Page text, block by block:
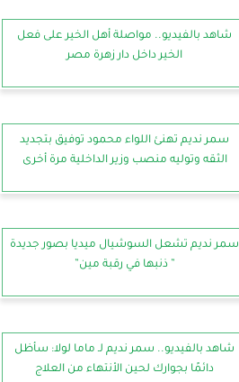
شاهد بالفيديو.. مواصلة أهل الخير على فعل
الخير داخل دار زهرة مصر
سمر نديم تهنئ اللواء محمود توفيق بتجديد
الثقه وتوليه منصب وزير الداخلية مرة أخرى
سمر نديم تشعل السوشيال ميديا بصور جديدة
” ذنبها في رقبة مين”
شاهد بالفيديو.. سمر نديم لـ ماما لولا: سأظل
دائمًا بجوارك لحين الأنتهاء من العلاج